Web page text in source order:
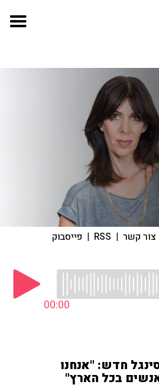
צור קשר |
RSS
| פייסבוק
00:00
חדש: "אנחנו
בכל הארץ"